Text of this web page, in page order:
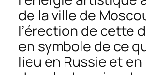
de la ville de
l’érection de cette
en symbole de ce
lieu en Russie et en